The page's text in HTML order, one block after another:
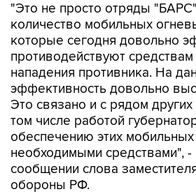
"Это не просто отряды
количество мобильных
которые сегодня довольно
противодействуют
нападения противника. На
эффективность довольно
Это связано и с рядом
том числе работой
обеспечению этих
необходимыми средствами", -
сообщении слова
обороны РФ.